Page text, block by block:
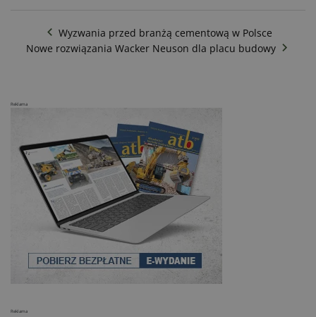
Wyzwania przed branżą cementową w Polsce
Nowe rozwiązania Wacker Neuson dla placu budowy
Reklama
Reklama